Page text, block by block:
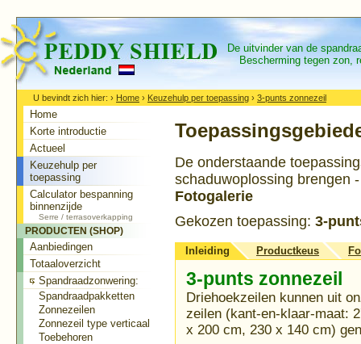
De uitvinder van de
Bescherming tegen zon,
U bevindt zich hier: › Home › Keuzehulp per toepassing › 3-punts zonnezeil
De onderstaande
schaduwoplossing brengen
Fotogalerie
Gekozen toepassing: 3-
Inleiding Productkeus
3-punts zonnezeil
Driehoekzeilen kunnen uit
zeilen (kant-en-klaar-maat:
x 200 cm, 230 x 140 cm)
Home
Korte introductie
Actueel
Keuzehulp per
toepassing
Calculator bespanning
binnenzijde
Serre / terrasoverkapping
PRODUCTEN (SHOP)
Aanbiedingen
Totaaloverzicht
Spandraadzonwering:
Spandraadpakketten
Zonnezeilen
Zonnezeil type verticaal
Toebehoren